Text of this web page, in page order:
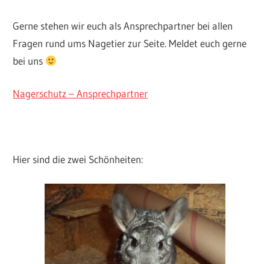
Gerne stehen wir euch als Ansprechpartner bei allen
Fragen rund ums Nagetier zur Seite. Meldet euch gerne
bei uns
Nagerschutz – Ansprechpartner
Hier sind die zwei Schönheiten: